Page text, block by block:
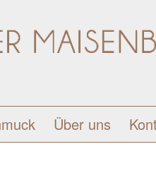
Über uns